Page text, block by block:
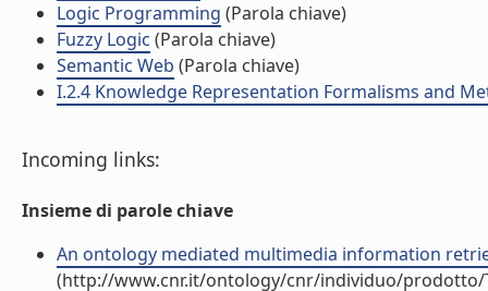
Logic Programming (Parola chiave)
Fuzzy Logic (Parola chiave)
Semantic Web (Parola chiave)
I.2.4 Knowledge Representation Formalisms and
Incoming links:
Insieme di parole chiave
An ontology mediated multimedia information
(http://www.cnr.it/ontology/cnr/individuo/prodotto/